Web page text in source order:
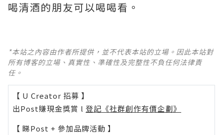
*本站之內容由作者所提供，並不代表本站的立場。因此本站對
所有博客的立場、真實性、準確性及完整性不負任何法律責
任。
【 U Creator 招募 】
出Post賺現金獎賞 l 登記《社群創作有價企劃》
【 睇Post + 參加品牌活動 】